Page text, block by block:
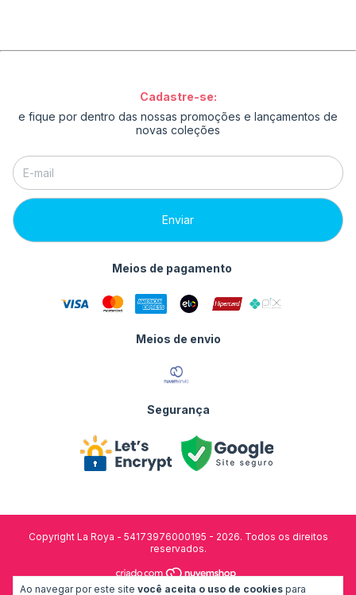
Ao navegar por este site você aceita o uso de cookies para
Cadastre-se:
e fique por dentro das nossas promoções e lançamentos de
novas coleções
Meios de pagamento
Meios de envio
Segurança
Copyright La Roya - 54173976000195 - 2026. Todos os direitos
reservados.